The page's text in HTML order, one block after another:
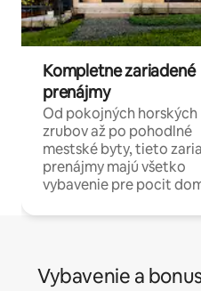
Kompletne zariadené
prenájmy
Od pokojných horských
zrubov až po pohodlné
mestské byty, tieto
prenájmy majú všetko
vybavenie pre pocit
Vybavenie a